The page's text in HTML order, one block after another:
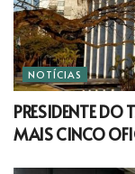
NOTÍCIAS
PRESIDENTE DO
MAIS CINCO